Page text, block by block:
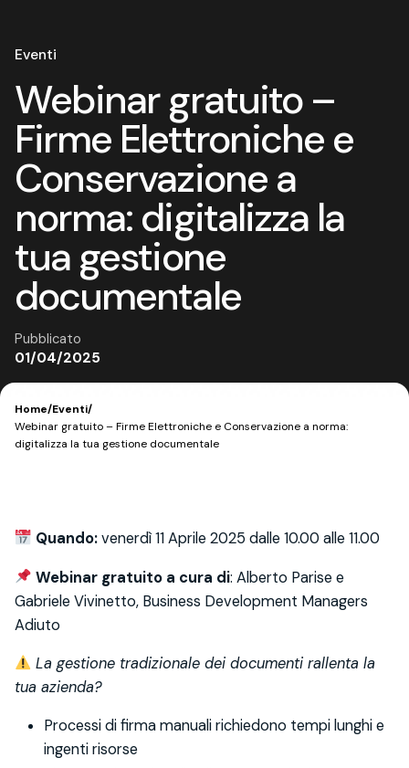
Eventi
Webinar gratuito –
Firme Elettroniche e
Conservazione a
norma: digitalizza la
tua gestione
documentale
Pubblicato
01/04/2025
Home/Eventi/
Webinar gratuito – Firme Elettroniche e Conservazione a norma:
digitalizza la tua gestione documentale
Quando:venerdì 11 Aprile 2025 dalle 10.00 alle 11.00
Webinar gratuito a cura di: Alberto Parise e
Gabriele Vivinetto, Business Development Managers
Adiuto
La gestione tradizionale dei documenti rallenta la
tua azienda?
Processi di firma manuali richiedono tempi lunghi e
ingenti risorse